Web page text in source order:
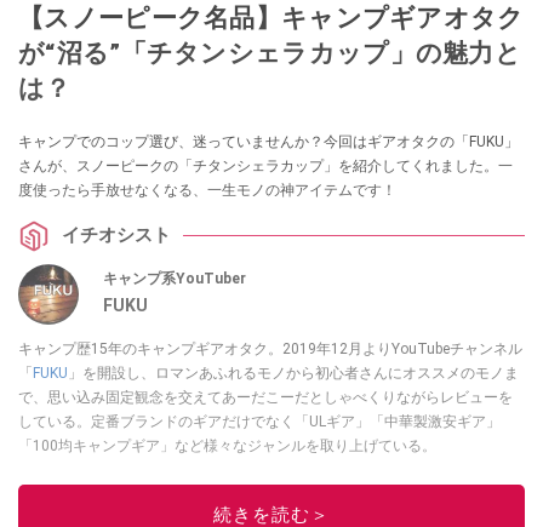
【スノーピーク名品】キャンプギアオタク
が“沼る”「チタンシェラカップ」の魅力と
は？
キャンプでのコップ選び、迷っていませんか？今回はギアオタクの「FUKU」
さんが、スノーピークの「チタンシェラカップ」を紹介してくれました。一
度使ったら手放せなくなる、一生モノの神アイテムです！
イチオシスト
キャンプ系YouTuber
FUKU
キャンプ歴15年のキャンプギアオタク。2019年12月よりYouTubeチャンネル
「FUKU 」を開設し、ロマンあふれるモノから初心者さんにオススメのモノま
で、思い込み固定観念を交えてあーだこーだとしゃべくりながらレビューを
している。定番ブランドのギアだけでなく「ULギア」「中華製激安ギア」
「100均キャンプギア」など様々なジャンルを取り上げている。
このイチオシストの他の記事を読む
続きを読む＞